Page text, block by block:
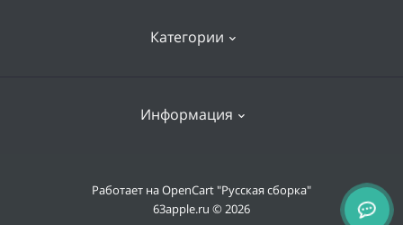
Категории
Информация
Доставка и оплата
Гарантии
Работает наOpenCart "Русская сборка"
63apple.ru © 2026